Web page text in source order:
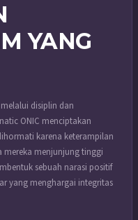
YANG
disiplin dan
ONIC menciptakan
karena keterampilan
mereka menjunjung tinggi
sebuah narasi positif
yang menghargai integritas